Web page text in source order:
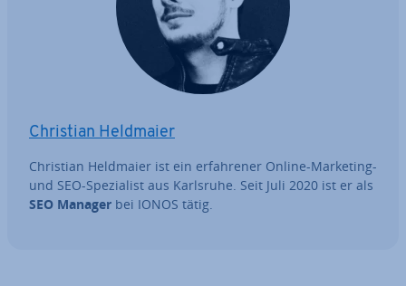
Christian Heldmaier
Christian Heldmaier ist ein er­fah­re­ner Online-Marketing-
und SEO-Spe­zia­list aus Karlsruhe. Seit Juli 2020 ist er als
SEO Manager bei IONOS tätig.